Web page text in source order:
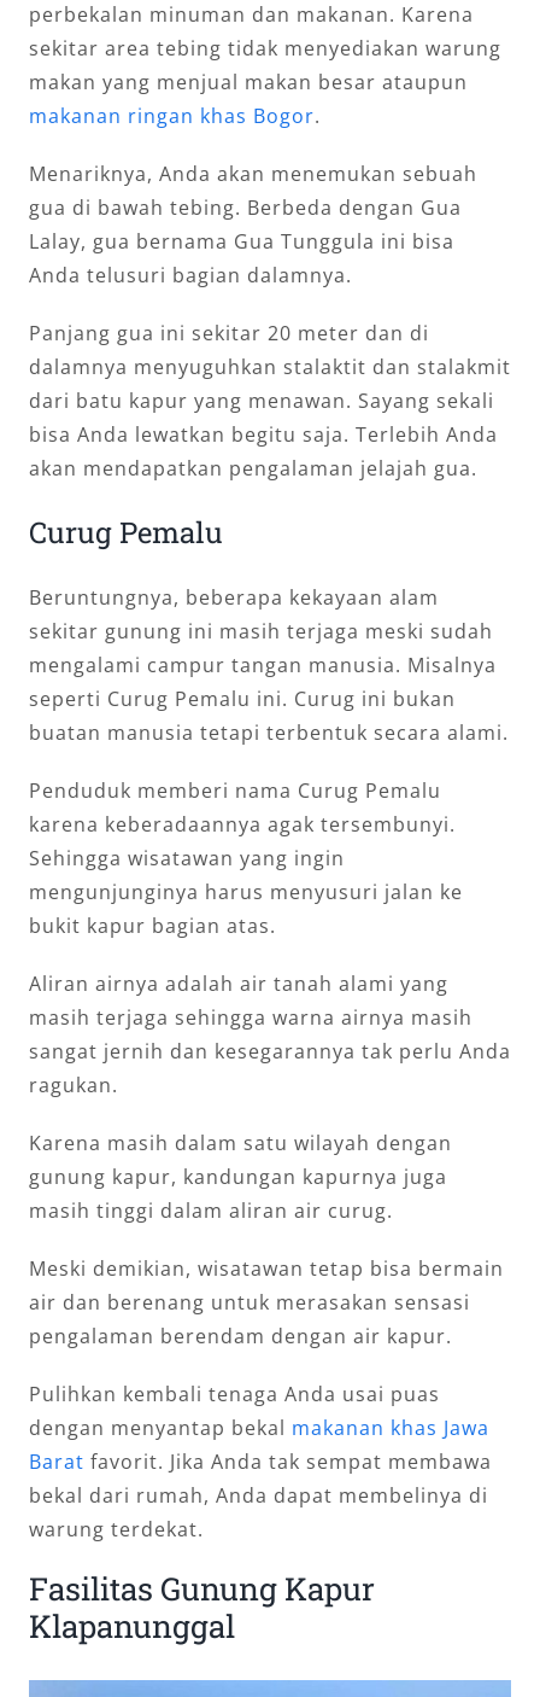
perbekalan minuman dan makanan. Karena
sekitar area tebing tidak menyediakan warung
makan yang menjual makan besar ataupun
makanan ringan khas Bogor.
Menariknya, Anda akan menemukan sebuah
gua di bawah tebing. Berbeda dengan Gua
Lalay, gua bernama Gua Tunggula ini bisa
Anda telusuri bagian dalamnya.
Panjang gua ini sekitar 20 meter dan di
dalamnya menyuguhkan stalaktit dan stalakmit
dari batu kapur yang menawan. Sayang sekali
bisa Anda lewatkan begitu saja. Terlebih Anda
akan mendapatkan pengalaman jelajah gua.
Curug Pemalu
Beruntungnya, beberapa kekayaan alam
sekitar gunung ini masih terjaga meski sudah
mengalami campur tangan manusia. Misalnya
seperti Curug Pemalu ini. Curug ini bukan
buatan manusia tetapi terbentuk secara alami.
Penduduk memberi nama Curug Pemalu
karena keberadaannya agak tersembunyi.
Sehingga wisatawan yang ingin
mengunjunginya harus menyusuri jalan ke
bukit kapur bagian atas.
Aliran airnya adalah air tanah alami yang
masih terjaga sehingga warna airnya masih
sangat jernih dan kesegarannya tak perlu Anda
ragukan.
Karena masih dalam satu wilayah dengan
gunung kapur, kandungan kapurnya juga
masih tinggi dalam aliran air curug.
Meski demikian, wisatawan tetap bisa bermain
air dan berenang untuk merasakan sensasi
pengalaman berendam dengan air kapur.
Pulihkan kembali tenaga Anda usai puas
dengan menyantap bekal makanan khas Jawa
Barat favorit. Jika Anda tak sempat membawa
bekal dari rumah, Anda dapat membelinya di
warung terdekat.
Fasilitas Gunung Kapur
Klapanunggal